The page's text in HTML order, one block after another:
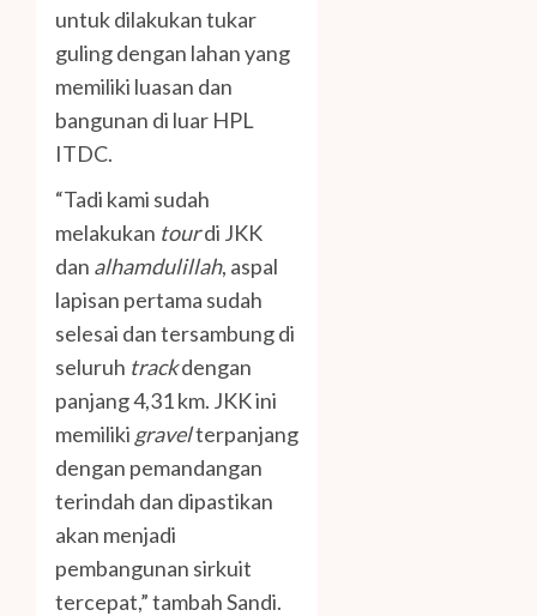
untuk dilakukan tukar
guling dengan lahan yang
memiliki luasan dan
bangunan di luar HPL
ITDC.
“Tadi kami sudah
melakukan tourdi JKK
dan alhamdulillah, aspal
lapisan pertama sudah
selesai dan tersambung di
seluruh trackdengan
panjang 4,31 km. JKK ini
memiliki gravelterpanjang
dengan pemandangan
terindah dan dipastikan
akan menjadi
pembangunan sirkuit
tercepat,” tambah Sandi.